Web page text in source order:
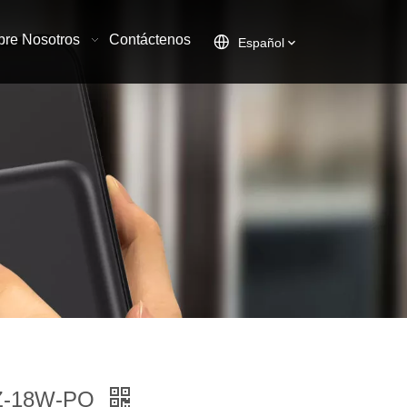
Nosotros Contáctenos Español
18W-PQ